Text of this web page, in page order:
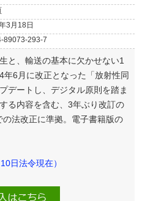
3月18日
89073-293-7
と、輸送の基本に欠かせない1
6月に改正となった「放射性同
デートし、デジタル原則を踏ま
る内容を含む、3年ぶり改訂の
法改正に準拠。電子書籍版の
日法令現在）